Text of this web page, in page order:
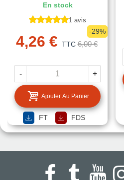
En stock
1 avis
4,26 € TTC 6,00 €
-29%
- +
Ajouter Au Panier
FT FDS